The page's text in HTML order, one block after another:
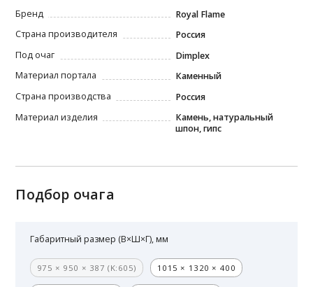
Бренд
Royal Flame
Страна производителя
Россия
Под очаг
Dimplex
Материал портала
Каменный
Страна производства
Россия
Материал изделия
Камень, натуральный
шпон, гипс
Подбор очага
Габаритный размер (В×Ш×Г), мм
975 × 950 × 387 (K:605) 1015 × 1320 × 400